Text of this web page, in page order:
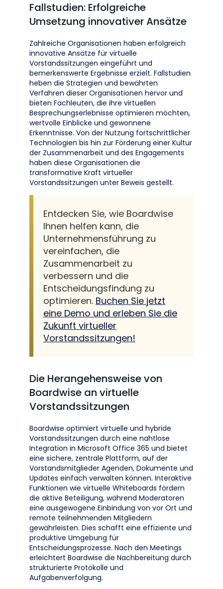
Fallstudien: Erfolgreiche
Umsetzung innovativer Ansätze
Zahlreiche Organisationen haben erfolgreich
innovative Ansätze für virtuelle
Vorstandssitzungen eingeführt und
bemerkenswerte Ergebnisse erzielt. Fallstudien
heben die Strategien und bewährten
Verfahren dieser Organisationen hervor und
bieten Fachleuten, die ihre virtuellen
Besprechungserlebnisse optimieren möchten,
wertvolle Einblicke und gewonnene
Erkenntnisse. Von der Nutzung fortschrittlicher
Technologien bis hin zur Förderung einer Kultur
der Zusammenarbeit und des Engagements
haben diese Organisationen die
transformative Kraft virtueller
Vorstandssitzungen unter Beweis gestellt.
Entdecken Sie, wie Boardwise
Ihnen helfen kann, die
Unternehmensführung zu
vereinfachen, die
Zusammenarbeit zu
verbessern und die
Entscheidungsfindung zu
optimieren. Buchen Sie jetzt
eine Demo und erleben Sie die
Zukunft virtueller
Vorstandssitzungen!
Die Herangehensweise von
Boardwise an virtuelle
Vorstandssitzungen
Boardwise optimiert virtuelle und hybride
Vorstandssitzungen durch eine nahtlose
Integration in Microsoft Office 365 und bietet
eine sichere, zentrale Plattform, auf der
Vorstandsmitglieder Agenden, Dokumente und
Updates einfach verwalten können. Interaktive
Funktionen wie virtuelle Whiteboards fördern
die aktive Beteiligung, während Moderatoren
eine ausgewogene Einbindung von vor Ort und
remote teilnehmenden Mitgliedern
gewährleisten. Dies schafft eine effiziente und
produktive Umgebung für
Entscheidungsprozesse​. Nach den Meetings
erleichtert Boardwise die Nachbereitung durch
strukturierte Protokolle und
Aufgabenverfolgung.